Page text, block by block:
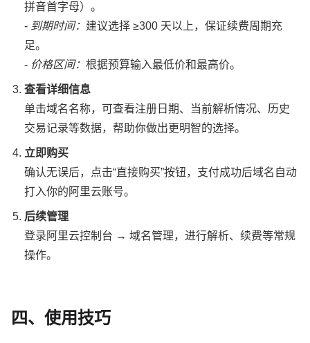
拼音首字母）。
- 到期时间： 建议选择 ≥300 天以上，保证续费周期充
足。
- 价格区间：根据预算输入最低价和最高价。
查看详细信息
单击域名名称，可查看注册日期、当前解析情况、历史
交易记录等数据，帮助你做出更明智的选择。
立即购买
确认无误后，点击“直接购买”按钮，支付成功后域名自动
打入你的阿里云账号。
后续管理
登录阿里云控制台 → 域名管理，进行解析、续费等常规
操作。
四、使用技巧